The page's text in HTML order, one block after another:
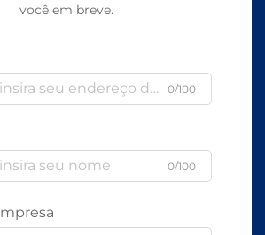
você em breve.
0/100
0/100